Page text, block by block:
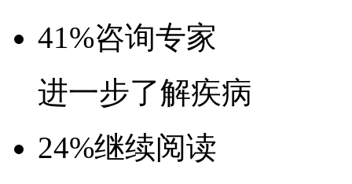
41%咨询专家
进一步了解疾病
24%继续阅读